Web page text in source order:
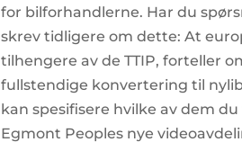
for bilforhandlerne. Har du
skrev tidligere om dette: At
tilhengere av de TTIP, forteller
fullstendige konvertering til
kan spesifisere hvilke av dem
Egmont Peoples nye